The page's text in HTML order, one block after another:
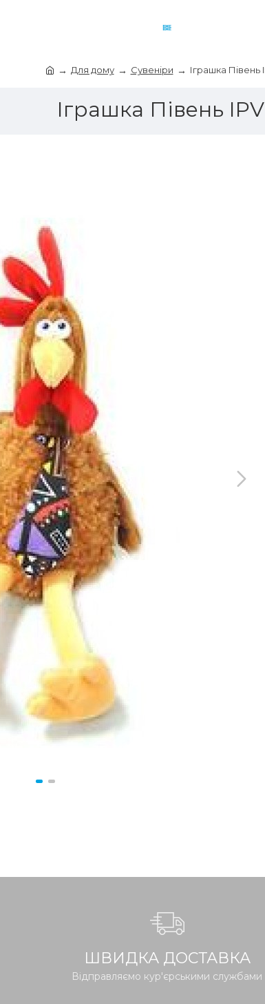
Для дому Сувеніри Іграшка Півень
Іграшка Півень
ШВИДКА ДОСТАВКА
Відправляємо кур'єрськими службами